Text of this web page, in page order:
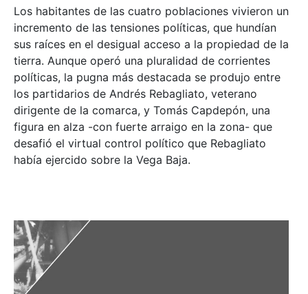
Los habitantes de las cuatro poblaciones vivieron un
incremento de las tensiones políticas, que hundían
sus raíces en el desigual acceso a la propiedad de la
tierra. Aunque operó una pluralidad de corrientes
políticas, la pugna más destacada se produjo entre
los partidarios de Andrés Rebagliato, veterano
dirigente de la comarca, y Tomás Capdepón, una
figura en alza -con fuerte arraigo en la zona- que
desafió el virtual control político que Rebagliato
había ejercido sobre la Vega Baja.